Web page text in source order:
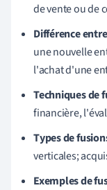
de vente ou de
Différence
une nouvelle
l'achat d'une
Techniques de
financière,
Types de
verticales;
Exemples de